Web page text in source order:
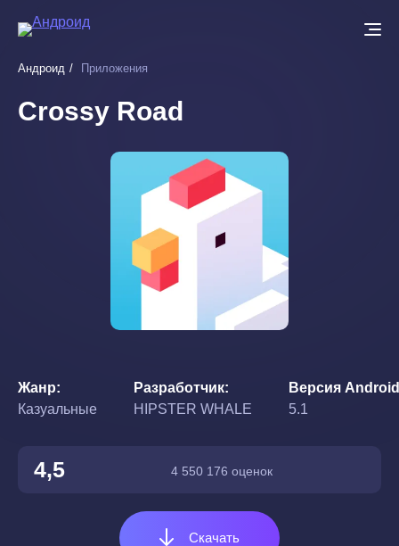
основному
Андроид Приложения
Crossy Road
Жанр
Казуальные
Разработчик
HIPSTER WHALE
Версия Android
5.1
4,5 4 550 176 оценок
Скачать